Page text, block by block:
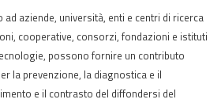
ad aziende, università, enti e centri di ricerca
cooperative, consorzi, fondazioni e istituti
possono fornire un contributo
la prevenzione, la diagnostica e il
e il contrasto del diffondersi del